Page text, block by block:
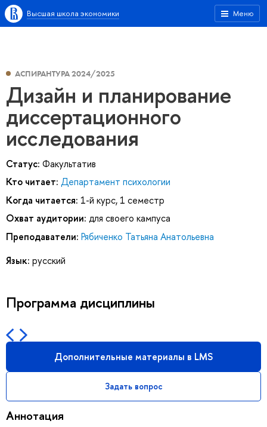
Меню
Высшая школа экономики
АСПИРАНТУРА 2024/2025
Дизайн и планирование
диссертационного
исследования
Статус: Факультатив
Кто читает: Департамент психологии
Когда читается: 1-й курс, 1 семестр
Охват аудитории: для своего кампуса
Преподаватели: Рябиченко Татьяна Анатольевна
Язык: русский
Программа дисциплины
Дополнительные материалы в LMS
Задать вопрос
Аннотация